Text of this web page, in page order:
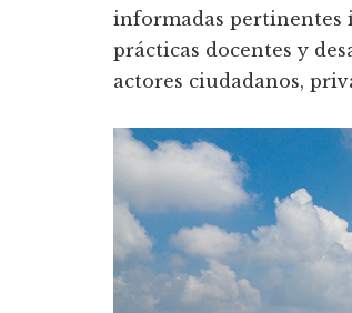
informadas pertinentes
prácticas docentes y
actores ciudadanos,